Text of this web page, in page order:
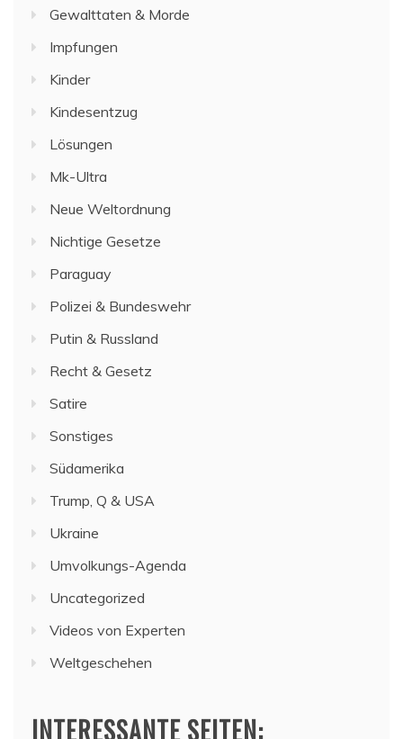
Gewalttaten & Morde
Impfungen
Kinder
Kindesentzug
Lösungen
Mk-Ultra
Neue Weltordnung
Nichtige Gesetze
Paraguay
Polizei & Bundeswehr
Putin & Russland
Recht & Gesetz
Satire
Sonstiges
Südamerika
Trump, Q & USA
Ukraine
Umvolkungs-Agenda
Uncategorized
Videos von Experten
Weltgeschehen
INTERESSANTE SEITEN: